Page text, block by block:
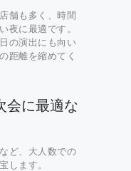
舗も多く、時間
夜に最適です。
の演出にも向い
距離を縮めてく
会に最適な
ど、大人数での
します。